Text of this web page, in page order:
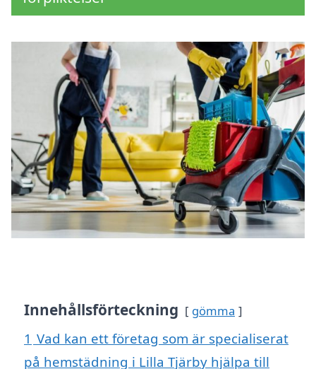
Innehållsförteckning gömma
1 Vad kan ett företag som är specialiserat
på hemstädning i Lilla Tjärby hjälpa till